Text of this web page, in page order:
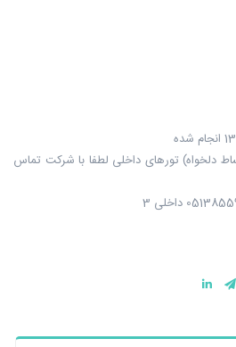
دلخواه) تورهای داخلی لطفا با شرکت تماس